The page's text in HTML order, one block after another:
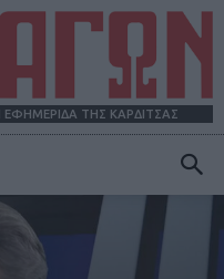
ΤΗΣ ΚΑΡΔΙΤΣΑΣ